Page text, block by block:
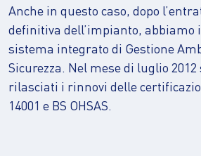
Anche in questo caso, dopo
definitiva dell’impianto, abbiamo
sistema integrato di Gestione
Sicurezza. Nel mese di luglio 2012
rilasciati i rinnovi delle
14001 e BS OHSAS.